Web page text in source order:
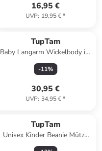
16,95 €
UVP: 19,95 €*
TupTam
Baby Langarm Wickelbody im
5er Set in blau/grau
-11%
30,95 €
UVP: 34,95 €*
TupTam
Unisex Kinder Beanie Mütze
Schlauchschal Set in grün